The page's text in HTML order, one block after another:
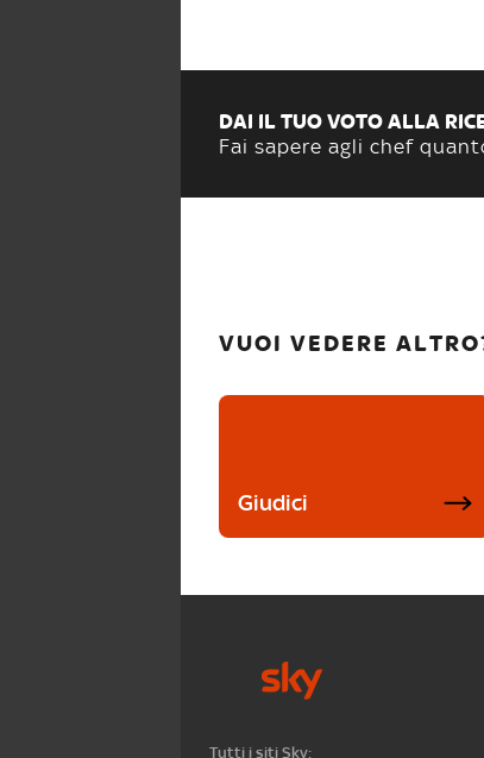
DAI IL TUO VOTO ALLA
Fai sapere agli chef
VUOI VEDERE
Giudici
Tutti i siti Sky: